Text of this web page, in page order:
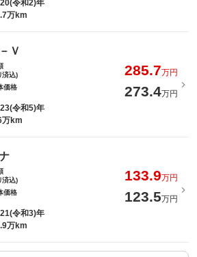
令和2)年
万km
Ｖ
済込)
285.7万円
価格
273.4万円
令和5)年
万km
済込)
133.9万円
価格
123.5万円
令和3)年
万km